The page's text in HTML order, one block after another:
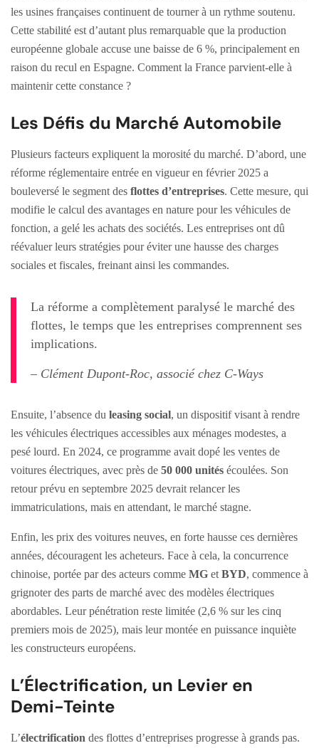
les usines françaises continuent de tourner à un rythme soutenu.
Cette stabilité est d’autant plus remarquable que la production
européenne globale accuse une baisse de 6 %, principalement en
raison du recul en Espagne. Comment la France parvient-elle à
maintenir cette constance ?
Les Défis du Marché Automobile
Plusieurs facteurs expliquent la morosité du marché. D’abord, une
réforme réglementaire entrée en vigueur en février 2025 a
bouleversé le segment des flottes d’entreprises. Cette mesure, qui
modifie le calcul des avantages en nature pour les véhicules de
fonction, a gelé les achats des sociétés. Les entreprises ont dû
réévaluer leurs stratégies pour éviter une hausse des charges
sociales et fiscales, freinant ainsi les commandes.
La réforme a complètement paralysé le marché des
flottes, le temps que les entreprises comprennent ses
implications.
– Clément Dupont-Roc, associé chez C-Ways
Ensuite, l’absence du leasing social, un dispositif visant à rendre
les véhicules électriques accessibles aux ménages modestes, a
pesé lourd. En 2024, ce programme avait dopé les ventes de
voitures électriques, avec près de 50 000 unités écoulées. Son
retour prévu en septembre 2025 devrait relancer les
immatriculations, mais en attendant, le marché stagne.
Enfin, les prix des voitures neuves, en forte hausse ces dernières
années, découragent les acheteurs. Face à cela, la concurrence
chinoise, portée par des acteurs comme MG et BYD, commence à
grignoter des parts de marché avec des modèles électriques
abordables. Leur pénétration reste limitée (2,6 % sur les cinq
premiers mois de 2025), mais leur montée en puissance inquiète
les constructeurs européens.
L’Électrification, un Levier en
Demi-Teinte
L’électrification des flottes d’entreprises progresse à grands pas.